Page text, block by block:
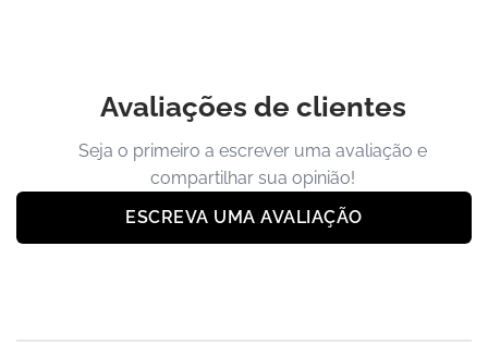
Avaliações de clientes
Seja o primeiro a escrever uma avaliação e
compartilhar sua opinião!
ESCREVA UMA AVALIAÇÃO